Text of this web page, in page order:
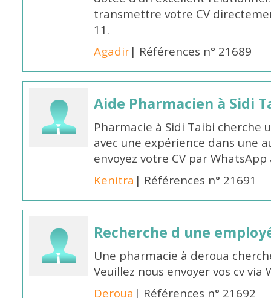
transmettre votre CV
11.
Agadir| Références n° 21689
Aide Pharmacien à Sidi
Pharmacie à Sidi Taibi cherche
avec une expérience dans une
envoyez votre CV par
Kenitra | Références n° 21691
Recherche d une
Une pharmacie à deroua
Veuillez nous envoyer vos cv via
Deroua | Références n° 21692